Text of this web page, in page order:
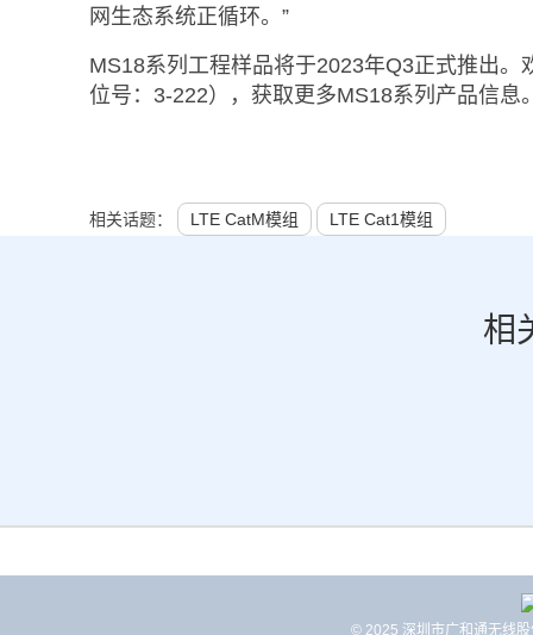
网生态系统正循环。”
MS18系列工程样品将于2023年Q3正式推出
位号：3-222），获取更多MS18系列产品信息
相关话题： LTE CatM模组 LTE Cat1模组
相
© 2025 深圳市广和通无线